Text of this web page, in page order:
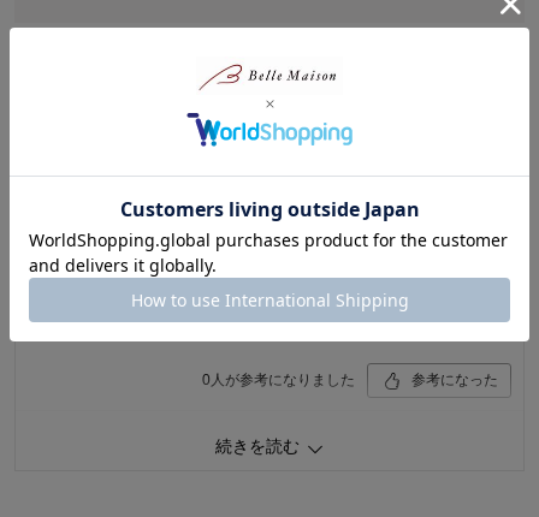
2026年06月06日
女性・40代 5.0
涼しい素材と肩開きデザインが気に入っているようです。
0 人が参考になりました 参考になった
5.0
続きを読む